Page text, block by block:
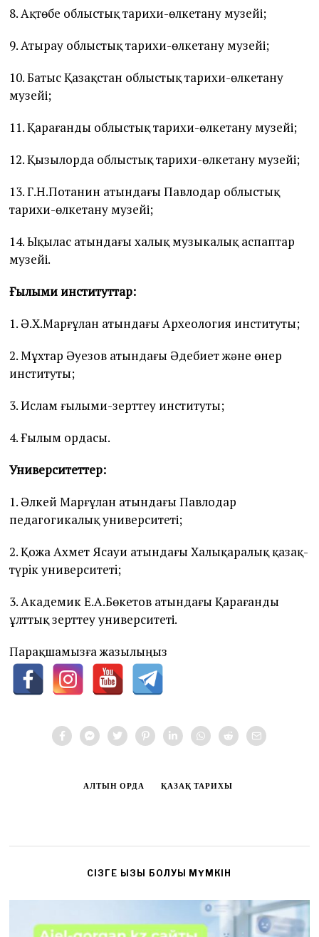
8. Ақтөбе облыстық тарихи-өлкетану музейі;
9. Атырау облыстық тарихи-өлкетану музейі;
10. Батыс Қазақстан облыстық тарихи-өлкетану
музейі;
11. Қарағанды облыстық тарихи-өлкетану музейі;
12. Қызылорда облыстық тарихи-өлкетану музейі;
13. Г.Н.Потанин атындағы Павлодар облыстық
тарихи-өлкетану музейі;
14. Ықылас атындағы халық музыкалық аспаптар
музейі.
Ғылыми институттар:
1. Ә.Х.Марғұлан атындағы Археология институты;
2. Мұхтар Әуезов атындағы Әдебиет және өнер
институты;
3. Ислам ғылыми-зерттеу институты;
4. Ғылым ордасы.
Университеттер:
1. Әлкей Марғұлан атындағы Павлодар
педагогикалық университеті;
2. Қожа Ахмет Ясауи атындағы Халықаралық қазақ-
түрiк университетi;
3. Академик Е.А.Бөкетов атындағы Қарағанды
ұлттық зерттеу университеті.
Парақшамызға жазылыңыз
АЛТЫН ОРДА ҚАЗАҚ ТАРИХЫ
CІЗГЕ ҚЫЗЫҚ БОЛУЫ МҮМКІН